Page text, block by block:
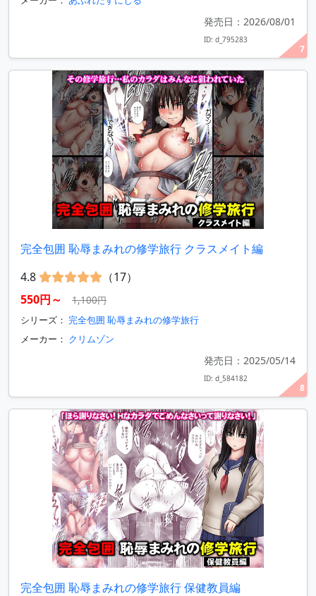
7
発売日：2026/08/01
ID: d_795283
8
完全包囲 恥辱まみれの修学旅行 クラスメイト編
4.8
（17）
550円～
1,100円
シリーズ： 完全包囲 恥辱まみれの修学旅行
メーカー： クリムゾン
発売日：2025/05/14
ID: d_584182
完全包囲 恥辱まみれの修学旅行 保健教員編